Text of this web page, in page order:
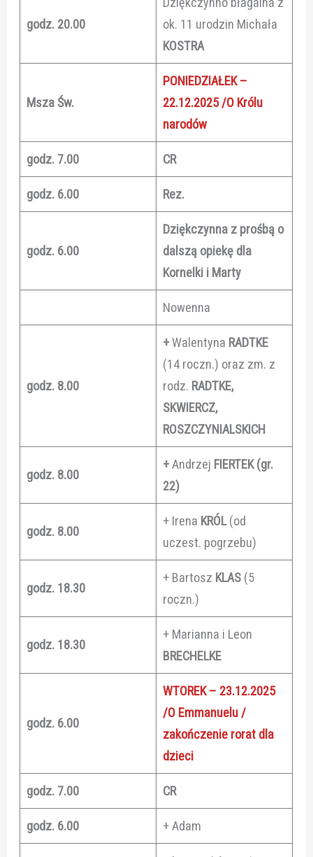
godz. 20.00
ok. 11 urodzin Michała
KOSTRA
Msza Św.
PONIEDZIAŁEK –
22.12.2025 /O Królu
narodów
godz. 7.00 CR
godz. 6.00 Rez.
godz. 6.00
Dziękczynna z prośbą o
dalszą opiekę dla
Kornelki i Marty
Nowenna
godz. 8.00
+Walentyna RADTKE
(14 roczn.) oraz zm. z
rodz. RADTKE,
SKWIERCZ,
ROSZCZYNIALSKICH
godz. 8.00
+Andrzej FIERTEK (gr.
22)
godz. 8.00
+ Irena KRÓL(od
uczest. pogrzebu)
godz. 18.30
+ Bartosz KLAS (5
roczn.)
godz. 18.30
+ Marianna i Leon
BRECHELKE
godz. 6.00
WTOREK – 23.12.2025
/O Emmanuelu /
zakończenie rorat dla
dzieci
godz. 7.00 CR
godz. 6.00 + Adam